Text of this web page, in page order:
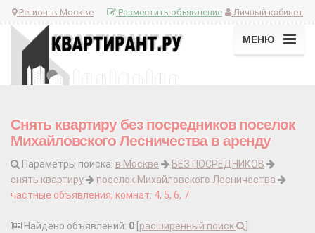
Регион: в Москве Личный кабинет
Разместить объявление
МЕНЮ
Снять квартиру без посредников поселок
Михайловского Лесничества в аренду
Параметры поиска: в Москве
БЕЗ ПОСРЕДНИКОВ
снять квартиру
поселок Михайловского Лесничества
частные объявления, комнат: 4, 5, 6, 7
Найдено объявлений: 0 расширенный поиск